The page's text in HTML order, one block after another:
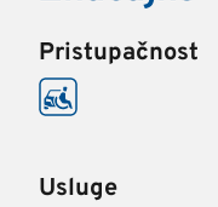
Pristupačnost
Usluge